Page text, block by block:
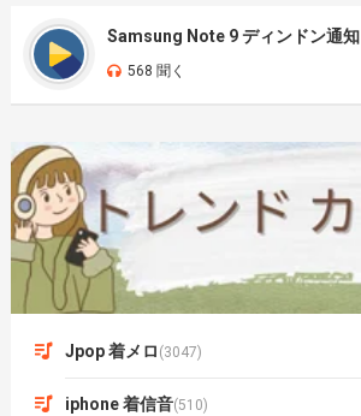
Samsung Note 9 ディンドン通知
568 聞く
Jpop 着メロ (3047)
iphone 着信音(510)